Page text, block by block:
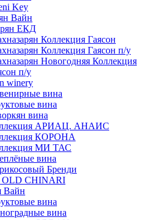
Key
Вайн
ЕКД
Коллекция Гаясон
Коллекция Гаясон п/у
Новогодняя Коллекция
п/у
winery
вина
вина
вина
АРИАЦ. АНАИС
КОРОНА
МИ ТАС
вина
Бренди
CHINARI
Вайн
вина
вина